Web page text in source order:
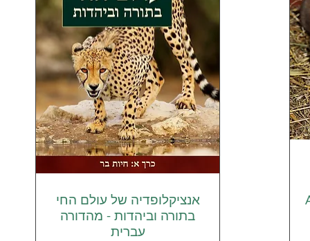
תצוגה מהירה
אנציקלופדיה של עולם החי
בתורה וביהדות - מהדורה
עברית